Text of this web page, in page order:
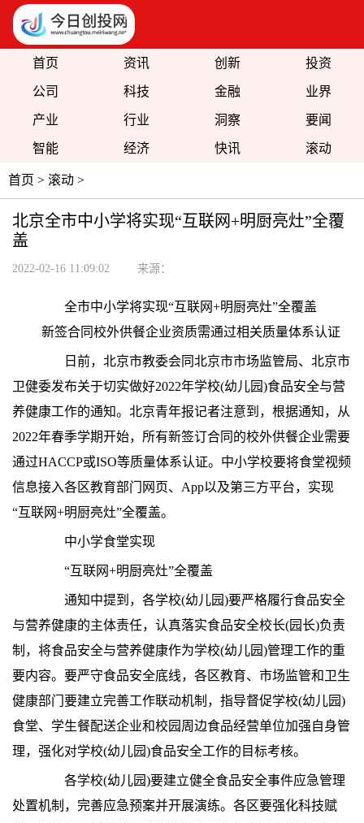
首页 资讯 创新 投资
公司 科技 金融 业界
产业 行业 洞察 要闻
智能 经济 快讯 滚动
首页 > 滚动 >
北京全市中小学将实现“互联网+明厨亮灶”全覆
盖
2022-02-16 11:09:02 来源：
全市中小学将实现“互联网+明厨亮灶”全覆盖
新签合同校外供餐企业资质需通过相关质量体系认证
日前，北京市教委会同北京市市场监管局、北京市
卫健委发布关于切实做好2022年学校(幼儿园)食品安全与营
养健康工作的通知。北京青年报记者注意到，根据通知，从
2022年春季学期开始，所有新签订合同的校外供餐企业需要
通过HACCP或ISO等质量体系认证。中小学校要将食堂视频
信息接入各区教育部门网页、App以及第三方平台，实现
“互联网+明厨亮灶”全覆盖。
中小学食堂实现
“互联网+明厨亮灶”全覆盖
通知中提到，各学校(幼儿园)要严格履行食品安全
与营养健康的主体责任，认真落实食品安全校长(园长)负责
制，将食品安全与营养健康作为学校(幼儿园)管理工作的重
要内容。要严守食品安全底线，各区教育、市场监管和卫生
健康部门要建立完善工作联动机制，指导督促学校(幼儿园)
食堂、学生餐配送企业和校园周边食品经营单位加强自身管
理，强化对学校(幼儿园)食品安全工作的目标考核。
各学校(幼儿园)要建立健全食品安全事件应急管理
处置机制，完善应急预案并开展演练。各区要强化科技赋